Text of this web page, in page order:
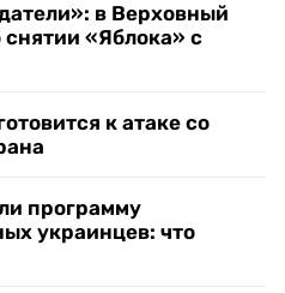
в Верховный
«Яблока» с
к атаке со
программу
украинцев: что